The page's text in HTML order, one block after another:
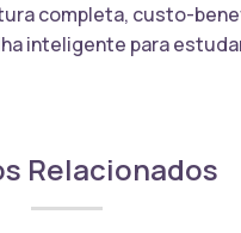
completa, custo-
inteligente para
Relacionados